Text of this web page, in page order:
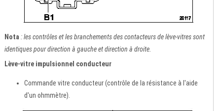
Nota : les contrôles et les branchements des contacteurs de lève-vitres sont
identiques pour direction à gauche et direction à droite.
Lève-vitre impulsionnel conducteur
Commande vitre conducteur (contrôle de la résistance à l'aide
d'un ohmmètre).